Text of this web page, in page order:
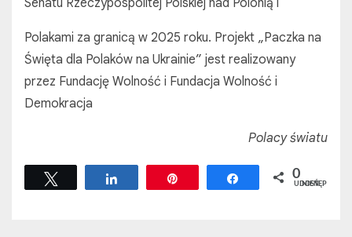
Senatu Rzeczypospolitej Polskiej nad Polonią i
Polakami za granicą w 2025 roku. Projekt „Paczka na
Święta dla Polaków na Ukrainie” jest realizowany
przez Fundację Wolność i Fundacja Wolność i
Demokracja
Polacy światu
Udostępnij Udostępnij
0
UDOSTĘPNIEŃ